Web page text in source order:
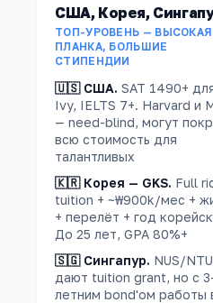
США, Корея,
ТОП-УРОВЕНЬ — ВЫСОКАЯ
ПЛАНКА, БОЛЬШИЕ
СТИПЕНДИИ
🇺🇸 США. SAT 1490+
Ivy, IELTS 7+. Harvard и
— need-blind, могут
всю стоимость для
талантливых
🇰🇷 Корея — GKS. Full
tuition + ~₩900k/мес +
+ перелёт + год
До 25 лет, GPA 80%+
🇸🇬 Сингапур. NUS/NTU
дают tuition grant, но с
летним bond'ом работы